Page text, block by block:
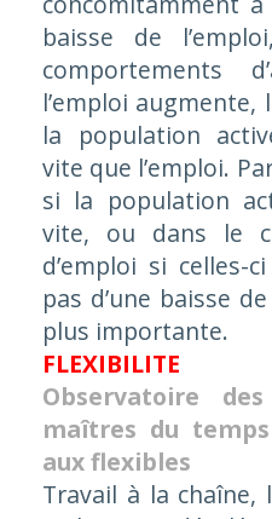
baisse de
comportements
l’emploi augmente,
la population
vite que l’emploi.
si la population
vite, ou dans le
d’emploi si celles-
pas d’une baisse
plus importante.
FLEXIBILITE
Observatoire
maîtres du
aux flexibles
Travail à la chaîne,